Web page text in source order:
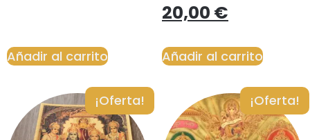
Añadir al carrito
20,00 €
Añadir al carrito
¡Oferta! ¡Oferta!